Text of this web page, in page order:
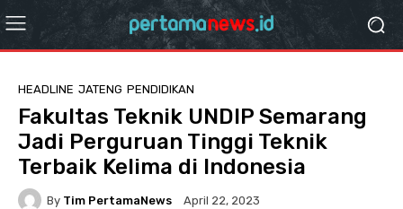
HEADLINE JATENG PENDIDIKAN
Fakultas Teknik UNDIP Semarang
Jadi Perguruan Tinggi Teknik
Terbaik Kelima di Indonesia
By Tim PertamaNews April 22, 2023